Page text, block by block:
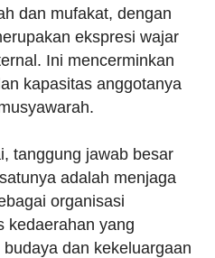
dan mufakat, dengan
ekspresi wajar
Ini mencerminkan
kapasitas anggotanya
tanggung jawab besar
adalah menjaga
organisasi
kedaerahan yang
dan kekeluargaan